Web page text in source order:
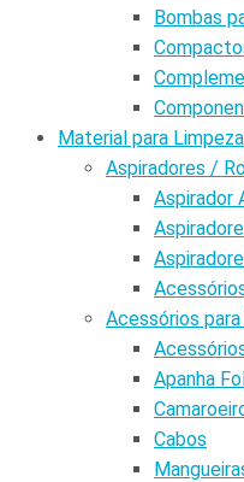
Bombas
Material para Limpeza
Aspiradores /
Aspirador
Acessórios
Apanha
Cabos